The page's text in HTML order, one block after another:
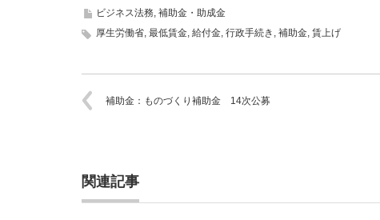
生
働
設
ペ
ー
ビジネス法務 補助金・助成金
厚生労働省 最低賃金 給付金 行政手続き 補助金 賃上げ
補助金：ものづくり補助金 14次公募
関連記事